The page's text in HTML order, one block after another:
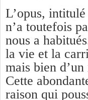
L’opus, intitulé
n’a toutefois
nous a
la vie et la
mais bien
Cette
raison qui